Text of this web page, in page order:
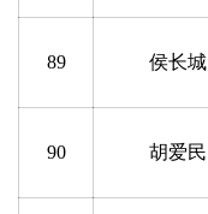
话
89 侯长城
90 胡爱民